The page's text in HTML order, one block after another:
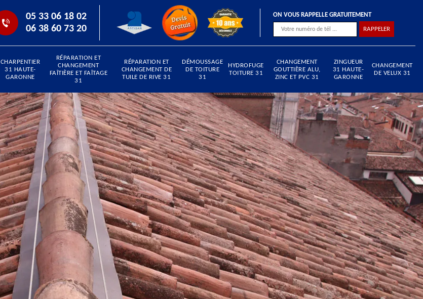
05 33 06 18 02
06 38 60 73 20
ON VOUS RAPPELLE GRATUITEMENT
CHARPENTIER
31 HAUTE-
GARONNE
RÉPARATION ET
CHANGEMENT
FAÎTIÈRE ET FAÎTAGE
31
RÉPARATION ET
CHANGEMENT DE
TUILE DE RIVE 31
DÉMOUSSAGE
DE TOITURE
31
HYDROFUGE
TOITURE 31
CHANGEMENT
GOUTTIÈRE ALU,
ZINC ET PVC 31
ZINGUEUR
31 HAUTE-
GARONNE
CHANGEMENT
DE VELUX 31